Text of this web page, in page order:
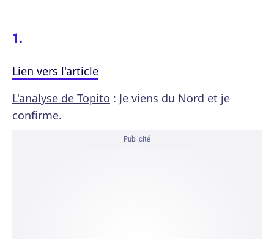
Lien vers l'article
L'analyse de Topito : Je viens du Nord et je
confirme.
Publicité